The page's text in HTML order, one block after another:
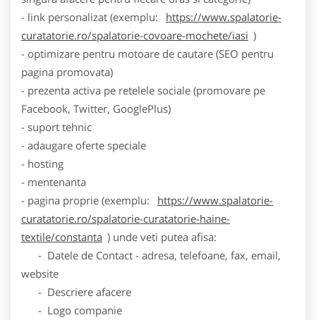
- link personalizat (exemplu:
https://www.spalatorie-
curatatorie.ro/spalatorie-covoare-mochete/iasi )
- optimizare pentru motoare de cautare (SEO pentru
pagina promovata)
- prezenta activa pe retelele sociale (promovare pe
Facebook, Twitter, GooglePlus)
- suport tehnic
- adaugare oferte speciale
- hosting
- mentenanta
- pagina proprie (exemplu:
https://www.spalatorie-
curatatorie.ro/spalatorie-curatatorie-haine-
textile/constanta ) unde veti putea afisa:
- Datele de Contact - adresa, telefoane, fax, email,
website
- Descriere afacere
- Logo companie